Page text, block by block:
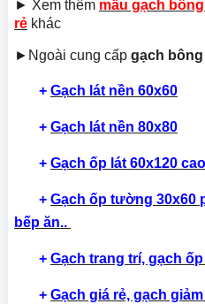
► Xem thêm mẫu gạch
rẻ khác
►Ngoài cung cấp gạch
+ Gạch lát nền 60x60
+ Gạch lát nền 80x80
+ Gạch ốp lát 60x120
+ Gạch ốp tường 30x60
bếp ăn..
+ Gạch trang trí, gạch
+ Gạch giá rẻ, gạch